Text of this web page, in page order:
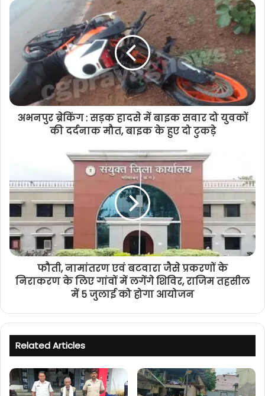
अभनपुर ब्रेकिंग : सड़क हादसे में बाइक सवार दो युवकों
की दर्दनाक मौत, बाइक के हुए दो टुकड़े
फौती, नामांतरण एवं बटवारा जैसे प्रकरणों के
निराकरण के लिए गांवों में लगेंगे शिविर, राजिम तहसील
में 5 जुलाई को होगा आयोजन
Related Articles